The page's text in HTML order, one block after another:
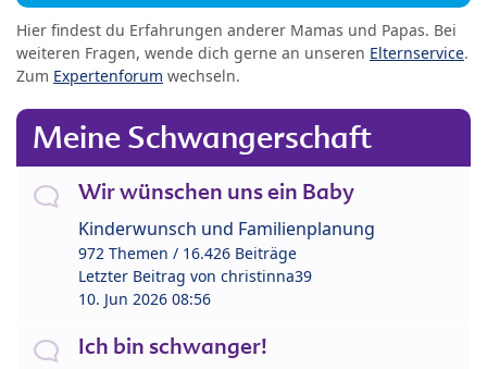
Hier findest du Erfahrungen anderer Mamas und Papas. Bei
weiteren Fragen, wende dich gerne an unseren Elternservice.
Zum Expertenforum wechseln.
Meine Schwangerschaft
Wir wünschen uns ein Baby
Kinderwunsch und Familienplanung
972 Themen / 16.426 Beiträge
Letzter Beitrag von christinna39
10. Jun 2026 08:56
Ich bin schwanger!